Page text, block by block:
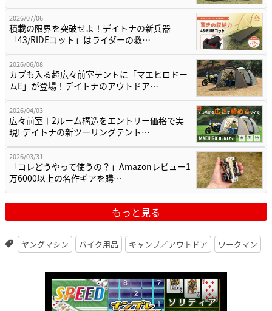
2026/07/06
積載の限界を突破せよ！デイトナの新兵器
「43/RIDEコット」はライダーの救…
2026/06/08
カブも入る超広々前室テントに「マエヒロドー
ムE」が登場！デイトナのアウトドア…
2026/04/03
広々前室＋2ルーム構造をエントリー価格で実
現! デイトナの新ツーリングテント…
2026/03/31
「コレどうやって使うの？」Amazonレビュー1
万6000以上の名作ギアを購…
もっと見る
ヤングマシン バイク用品 キャンプ／アウトドア ワークマン